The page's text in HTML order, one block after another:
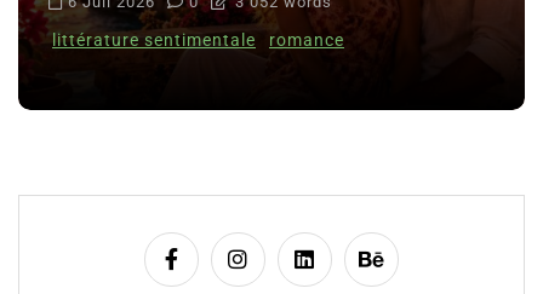
littérature sentimentale romance